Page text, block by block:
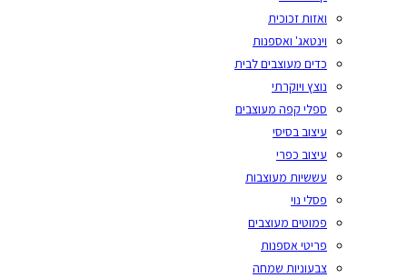
ואזות זכוכית
וינטאג' ואספנות
כדים מעוצבים לבית
נוצץ ויוקרתי
ספלי קפה מעוצבים
עיצוב בסיסי
עיצוב כפרי
עששיות מעוצבות
פסלי נוי
פמוטים מעוצבים
פריטי אספנות
צבעוניות שמחה